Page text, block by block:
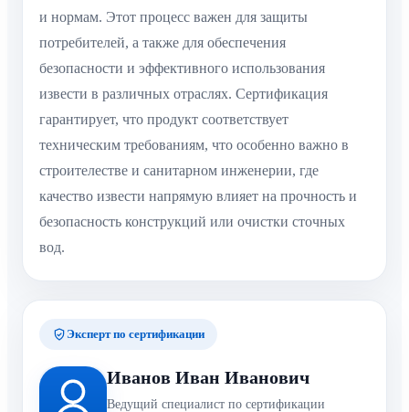
и нормам. Этот процесс важен для защиты
потребителей, а также для обеспечения
безопасности и эффективного использования
извести в различных отраслях. Сертификация
гарантирует, что продукт соответствует
техническим требованиям, что особенно важно в
строителестве и санитарном инженерии, где
качество извести напрямую влияет на прочность и
безопасность конструкций или очистки сточных
вод.
Эксперт по сертификации
Иванов Иван Иванович
Ведущий специалист по сертификации